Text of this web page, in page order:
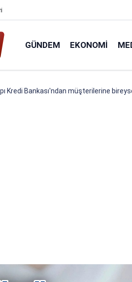
GÜNDEM EKONOMI
Kredi Bankası'ndan müşterilerine